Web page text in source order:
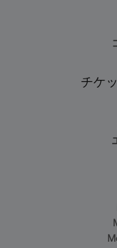
チケ